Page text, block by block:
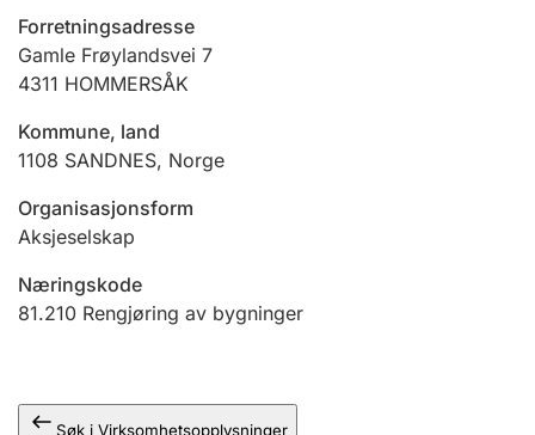
Jeger
Betaling og jegeravgiftskort
Ektepaktveileder
Offentlig sektor
Forretningsadresse
Gamle Frøylandsvei 7
4311 HOMMERSÅK
Kommune, land
1108 SANDNES, Norge
Organisasjonsform
Aksjeselskap
Næringskode
81.210 Rengjøring av bygninger
Søk i Virksomhetsopplysninger